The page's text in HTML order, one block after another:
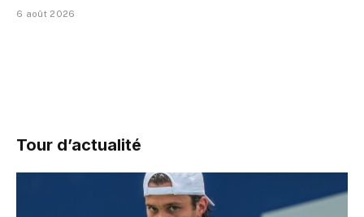
6 août 2026
Tour d’actualité